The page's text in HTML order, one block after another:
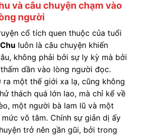
và câu chuyện chạm vào
người
cổ tích quen thuộc của tuổi
luôn là câu chuyện khiến
không phải bởi sự ly kỳ mà bởi
dần vào lòng người đọc.
ra một thế giới xa lạ, cũng không
thách quá lớn lao, mà chỉ kể về
một người bà lam lũ và một
vô tâm. Chính sự giản dị ấy
trở nên gần gũi, bởi trong